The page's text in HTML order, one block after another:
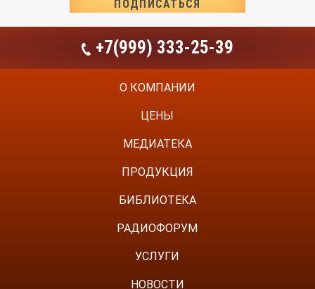
+7(999) 333-25-39
О КОМПАНИИ
ЦЕНЫ
МЕДИАТЕКА
ПРОДУКЦИЯ
БИБЛИОТЕКА
РАДИОФОРУМ
УСЛУГИ
НОВОСТИ